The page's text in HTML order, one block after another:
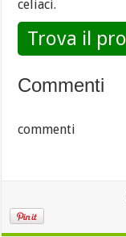
celiaci.
Trova il
Commenti
commenti